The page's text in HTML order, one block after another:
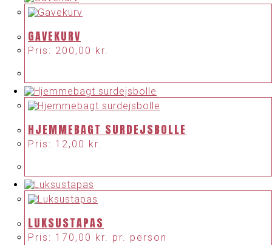
GAVEKURV
Pris: 200,00 kr.
HJEMMEBAGT SURDEJSBOLLE
Pris: 12,00 kr.
LUKSUSTAPAS
Pris: 170,00 kr. pr. person